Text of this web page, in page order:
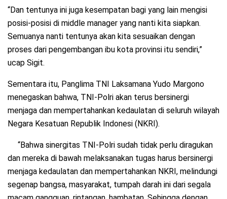
“Dan tentunya ini juga kesempatan bagi yang lain mengisi
posisi-posisi di middle manager yang nanti kita siapkan.
Semuanya nanti tentunya akan kita sesuaikan dengan
proses dari pengembangan ibu kota provinsi itu sendiri,”
ucap Sigit.
Sementara itu, Panglima TNI Laksamana Yudo Margono
menegaskan bahwa, TNI-Polri akan terus bersinergi
menjaga dan mempertahankan kedaulatan di seluruh wilayah
Negara Kesatuan Republik Indonesi (NKRI).
“Bahwa sinergitas TNI-Polri sudah tidak perlu diragukan
dan mereka di bawah melaksanakan tugas harus bersinergi
menjaga kedaulatan dan mempertahankan NKRI, melindungi
segenap bangsa, masyarakat, tumpah darah ini dari segala